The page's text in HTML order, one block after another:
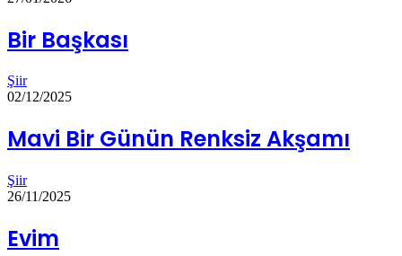
Bir Başkası
Şiir
02/12/2025
Mavi Bir Günün Renksiz Akşamı
Şiir
26/11/2025
Evim